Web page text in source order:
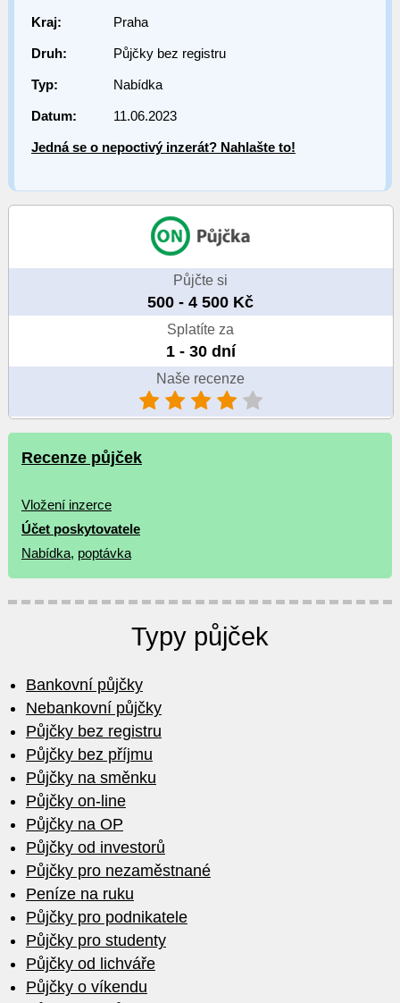
Kraj: Praha
Druh: Půjčky bez registru
Typ: Nabídka
Datum: 11.06.2023
Jedná se o nepoctivý inzerát? Nahlašte to!
Půjčte si
500 - 4 500 Kč
Splatíte za
1 - 30 dní
Naše recenze
Recenze půjček
Vložení inzerce
Účet poskytovatele
Nabídka, poptávka
Typy půjček
Bankovní půjčky
Nebankovní půjčky
Půjčky bez registru
Půjčky bez příjmu
Půjčky na směnku
Půjčky on-line
Půjčky na OP
Půjčky od investorů
Půjčky pro nezaměstnané
Peníze na ruku
Půjčky pro podnikatele
Půjčky pro studenty
Půjčky od lichváře
Půjčky o víkendu